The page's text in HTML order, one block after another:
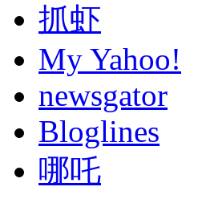
抓虾
My Yahoo!
newsgator
Bloglines
哪吒